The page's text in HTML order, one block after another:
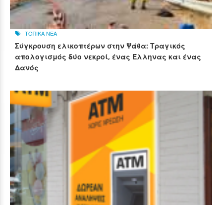
ΤΟΠΙΚΑ ΝΕΑ
Σύγκρουση ελικοπτέρων στην Ψάθα: Τραγικός
απολογισμός δύο νεκροί, ένας Έλληνας και ένας
Δανός